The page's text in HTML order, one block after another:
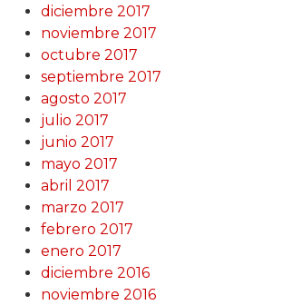
diciembre 2017
noviembre 2017
octubre 2017
septiembre 2017
agosto 2017
julio 2017
junio 2017
mayo 2017
abril 2017
marzo 2017
febrero 2017
enero 2017
diciembre 2016
noviembre 2016